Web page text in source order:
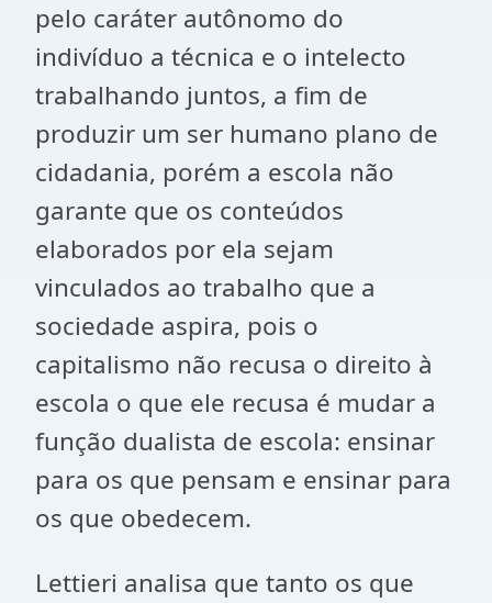
pelo caráter autônomo do
indivíduo a técnica e o intelecto
trabalhando juntos, a fim de
produzir um ser humano plano de
cidadania, porém a escola não
garante que os conteúdos
elaborados por ela sejam
vinculados ao trabalho que a
sociedade aspira, pois o
capitalismo não recusa o direito à
escola o que ele recusa é mudar a
função dualista de escola: ensinar
para os que pensam e ensinar para
os que obedecem.
Lettieri analisa que tanto os que